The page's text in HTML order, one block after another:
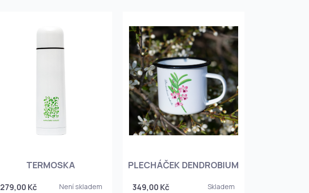
TERMOSKA
279,00 Kč Není skladem
PLECHÁČEK DENDROBIUM
349,00 Kč Skladem